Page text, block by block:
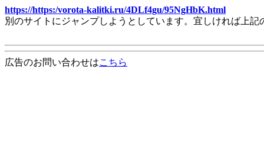
https://https:/vorota-kalitki.ru/4DLf4gu/95NgHbK.html
別のサイトにジャンプしようとしています。宜しければ上
広告のお問い合わせはこちら